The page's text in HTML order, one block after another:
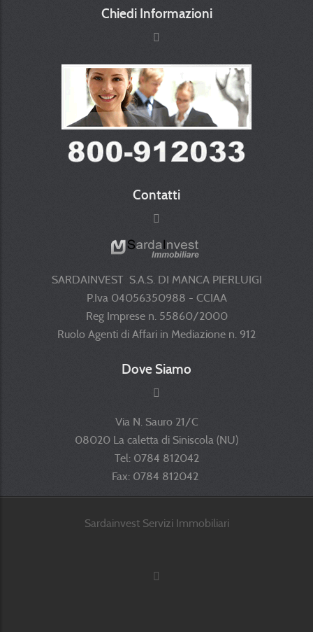
Chiedi Informazioni
Contatti
SARDAINVEST S.A.S. DI MANCA PIERLUIGI
P.Iva 04056350988 - CCIAA
Reg Imprese n. 55860/2000
Ruolo Agenti di Affari in Mediazione n. 912
Dove Siamo
Via N. Sauro 21/C
08020 La caletta di Siniscola (NU)
Tel: 0784 812042
Fax: 0784 812042
Sardainvest Servizi Immobiliari